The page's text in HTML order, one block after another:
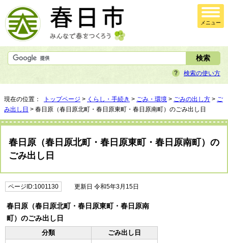
メニュー
検索の使い方
現在の位置： トップページ > くらし・手続き > ごみ・環境 > ごみの出し方 > ご
み出し日 > 春日原（春日原北町・春日原東町・春日原南町）のごみ出し日
春日原（春日原北町・春日原東町・春日原南町）の
ごみ出し日
ページID:1001130 更新日 令和5年3月15日
春日原（春日原北町・春日原東町・春日原南
町）のごみ出し日
分類
ごみ出し日